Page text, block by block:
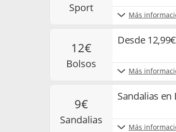
sport
Más
12€
bolsos
Desde
Más
9€
sandalias
Sandalias en
Más